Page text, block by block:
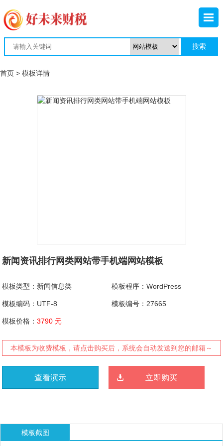
首页 > 模板详情
新闻资讯排行网类网站带手机端网站模板
模板类型：新闻信息类 模板程序：WordPress
模板编码：UTF-8 模板编号：27665
模板价格：3790 元
本模板为收费模板，请点击购买后，系统会自动发送到您的邮箱～
查看演示 立即购买
模板截图